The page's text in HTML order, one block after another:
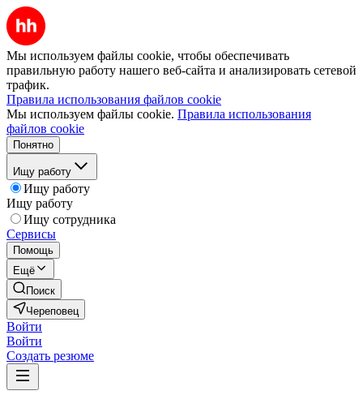
Мы используем файлы cookie, чтобы обеспечивать
правильную работу нашего веб-сайта и анализировать сетевой
трафик.
Правила использования файлов cookie
Мы используем файлы cookie. Правила использования
файлов cookie
Понятно
Ищу работу
Ищу работу
Ищу работу
Ищу сотрудника
Сервисы
Помощь
Ещё
Поиск
Череповец
Войти
Войти
Создать резюме